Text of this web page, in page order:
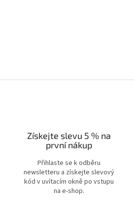
Získejte slevu 5 % na
první nákup
Přihlaste se k odběru
newsletteru a získejte slevový
kód v uvítacím okně po vstupu
na e-shop.